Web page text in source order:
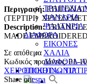
ΤΡΑΠΕΖΙΑ
ΦΑΝΑΡΙΑ
ΨΑΛΤΗΡΙΑ
ΔΙΑΦΟΡΑ
ΕΙΚΟΝΕΣ
ΧΑΛΙΑ
ΔΙΑΦΟΡΑ-
ΕΠΙΚΟΙΝΩΝΙΑ
Περιγραφή:
(ΤΕΡΤΙΡΙ) ΧΡΥΣΟ
Description:
MADE
Σε απόθεμα
Κωδικός προϊόντος:01-
ΧΕΙΡΟΠΟΙΗΤΑ -
Share on: